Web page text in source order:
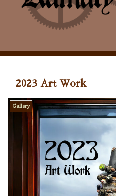
2023 Art Work
Gallery